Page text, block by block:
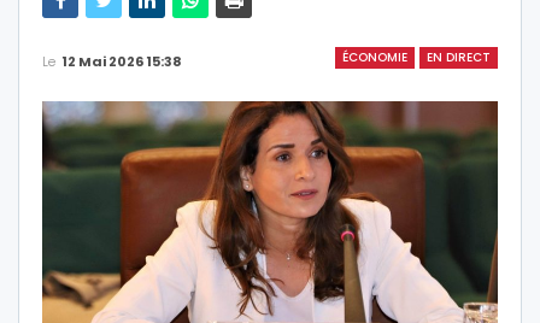
ÉCONOMIE EN DIRECT
Le 12 Mai 2026 15:38